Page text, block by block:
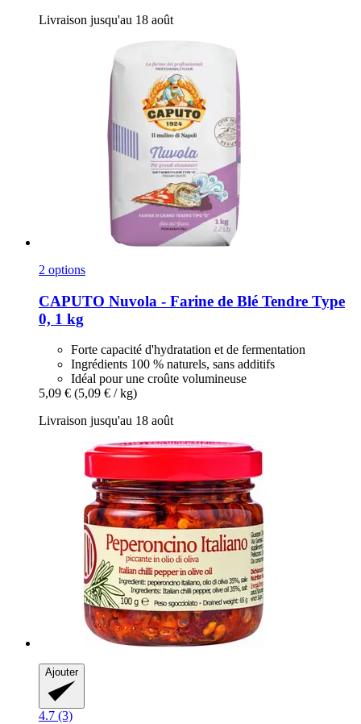
Livraison jusqu'au 18 août
2 options
CAPUTO Nuvola -​ Farine de Blé Tendre Type
0, 1 kg
Forte capacité d'hydratation et de fermentation
Ingrédients 100 % naturels, sans additifs
Idéal pour une croûte volumineuse
5,09 € (5,09 € / kg)
Livraison jusqu'au 18 août
Ajouter
4.7 (3)